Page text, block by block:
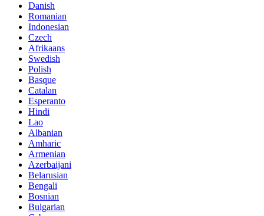
Danish
Romanian
Indonesian
Czech
Afrikaans
Swedish
Polish
Basque
Catalan
Esperanto
Hindi
Lao
Albanian
Amharic
Armenian
Azerbaijani
Belarusian
Bengali
Bosnian
Bulgarian